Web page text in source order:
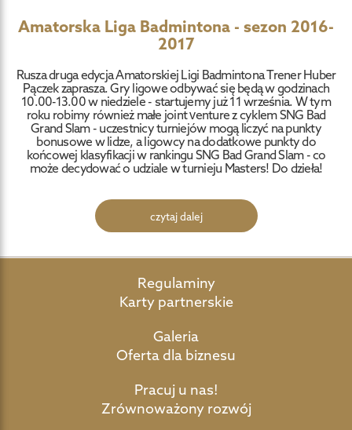
Amatorska Liga Badmintona - sezon 2016-
2017
Rusza druga edycja Amatorskiej Ligi Badmintona Trener Huber
Pączek zaprasza. Gry ligowe odbywać się będą w godzinach
10.00-13.00 w niedziele - startujemy już 11 września. W tym
roku robimy również małe joint venture z cyklem SNG Bad
Grand Slam - uczestnicy turniejów mogą liczyć na punkty
bonusowe w lidze, a ligowcy na dodatkowe punkty do
końcowej klasyfikacji w rankingu SNG Bad Grand Slam - co
może decydować o udziale w turnieju Masters! Do dzieła!
czytaj dalej
Regulaminy
Karty partnerskie
Galeria
Oferta dla biznesu
Pracuj u nas!
Zrównoważony rozwój